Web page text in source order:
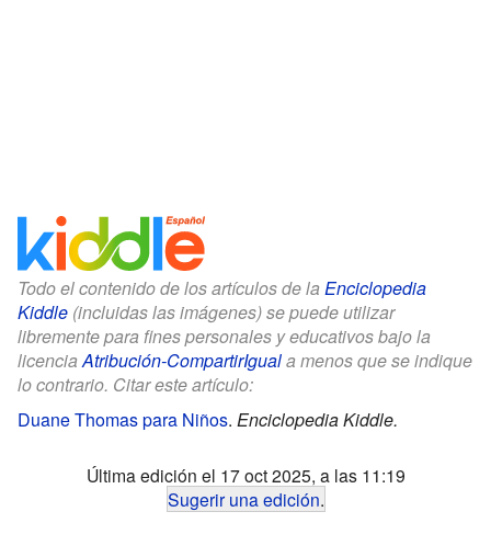
Todo el contenido de los artículos de la Enciclopedia
Kiddle (incluidas las imágenes) se puede utilizar
libremente para fines personales y educativos bajo la
licenciaAtribución-CompartirIguala menos que se indique
lo contrario. Citar este artículo:
Duane Thomas para Niños. Enciclopedia Kiddle.
Última edición el 17 oct 2025, a las 11:19
Sugerir una edición.